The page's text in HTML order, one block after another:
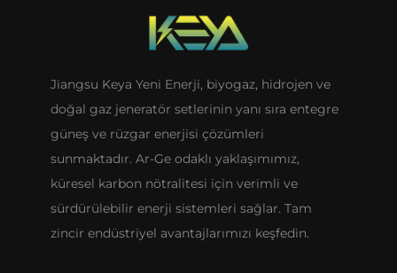
Jiangsu Keya Yeni Enerji, biyogaz, hidrojen ve
doğal gaz jeneratör setlerinin yanı sıra entegre
güneş ve rüzgar enerjisi çözümleri
sunmaktadır. Ar-Ge odaklı yaklaşımımız,
küresel karbon nötralitesi için verimli ve
sürdürülebilir enerji sistemleri sağlar. Tam
zincir endüstriyel avantajlarımızı keşfedin.